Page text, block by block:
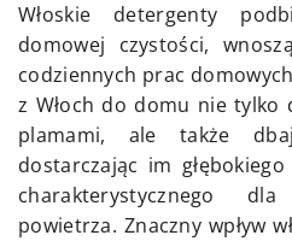
Włoskie detergenty
domowej czystości,
codziennych prac
z Włoch do domu nie tylko
plamami, ale także
dostarczając im
charakterystycznego dla
powietrza. Znaczny wpływ